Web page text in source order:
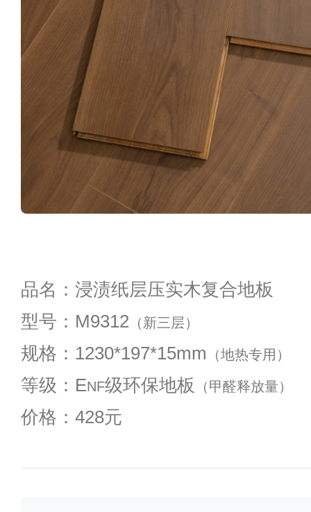
品名：浸渍纸层压实木复合地板
型号：M9312 （新三层）
规格：1230*197*15mm （地热专用）
等级：ENF级环保地板 （甲醛释放量）
价格：428元